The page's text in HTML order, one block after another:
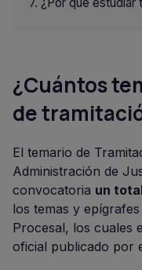
¿Cuántos
de
El temario de
Administración de
convocatoria un
los temas y
Procesal, los cuales
oficial publicado por